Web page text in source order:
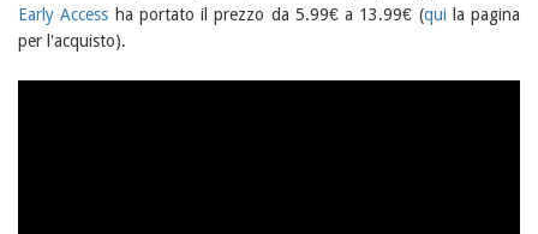
Early Access ha portato il prezzo da 5.99€ a 13.99€ (qui la pagina
per l'acquisto).